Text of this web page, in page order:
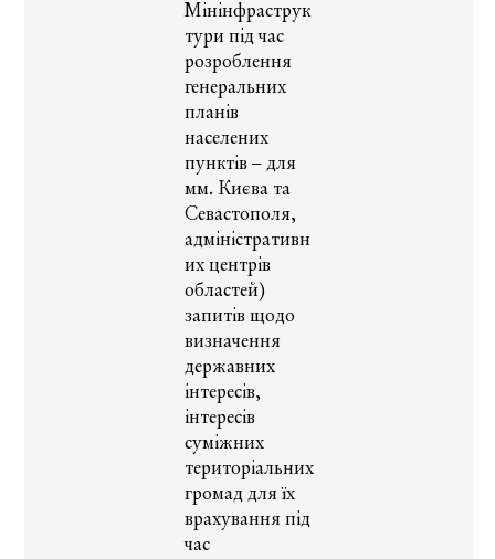
Мінінфраструк
тури під час
розроблення
генеральних
планів
населених
пунктів – для
мм. Києва та
Севастополя,
адміністративн
их центрів
областей)
запитів щодо
визначення
державних
інтересів,
інтересів
суміжних
територіальних
громад для їх
врахування під
час